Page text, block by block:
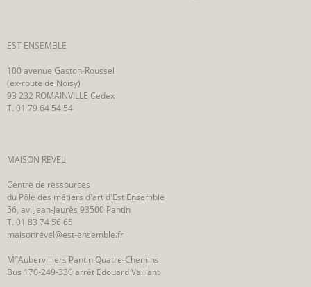
EST ENSEMBLE
100 avenue Gaston-Roussel
(ex-route de Noisy)
93 232 ROMAINVILLE Cedex
T. 01 79 64 54 54
MAISON REVEL
Centre de ressources
du Pôle des métiers d'art d'Est Ensemble
56, av. Jean-Jaurès 93500 Pantin
T. 01 83 74 56 65
maisonrevel@est-ensemble.fr
M°Aubervilliers Pantin Quatre-Chemins
Bus 170-249-330 arrêt Edouard Vaillant